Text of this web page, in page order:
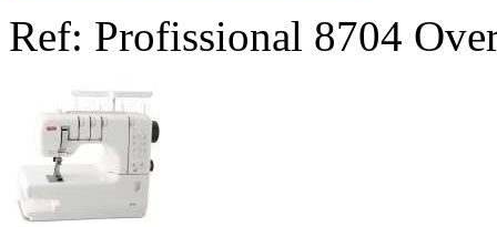
Ref: Profissional 8704